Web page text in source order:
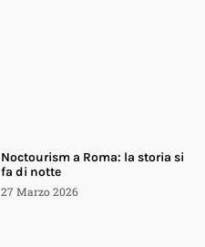
Noctourism a Roma: la storia si
fa di notte
27 Marzo 2026